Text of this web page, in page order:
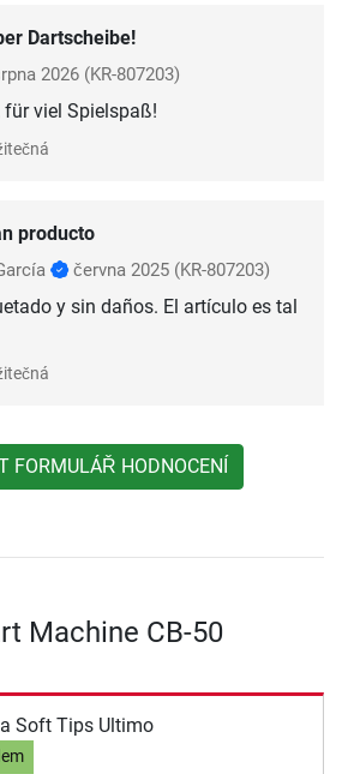
Dartscheibe!
2026 (KR-807203)
für viel Spielspaß!
producto
června 2025 (KR-807203)
y sin daños. El artículo es tal
FORMULÁŘ HODNOCENÍ
Machine CB-50
Soft Tips Ultimo